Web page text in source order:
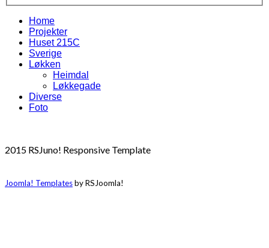
Home
Projekter
Huset 215C
Sverige
Løkken
Heimdal
Løkkegade
Diverse
Foto
2015 RSJuno! Responsive Template
Joomla! Templatesby RSJoomla!